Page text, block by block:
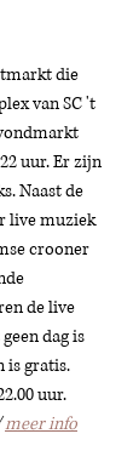
die
van SC 't
uur. Er zijn
Naast de
live muziek
crooner
de live
dag is
is gratis.
uur.
meer info